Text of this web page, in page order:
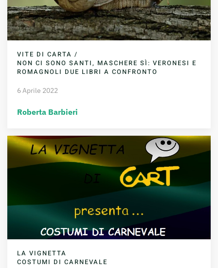
VITE DI CARTA /
NON CI SONO SANTI, MASCHERE SÌ: VERONESI E
ROMAGNOLI DUE LIBRI A CONFRONTO
6 Aprile 2022
Roberta Barbieri
LA VIGNETTA
COSTUMI DI CARNEVALE